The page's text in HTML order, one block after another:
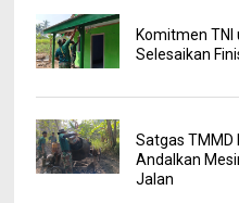
Komitmen TNI
Selesaikan
Satgas TMMD
Andalkan
Jalan